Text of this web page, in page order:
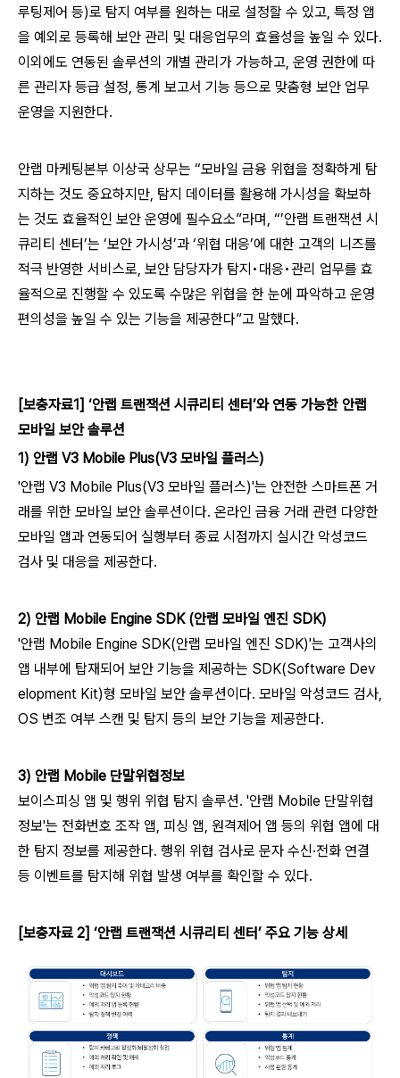
루팅제어 등)로 탐지 여부를 원하는 대로 설정할 수 있고, 특정 앱
을 예외로 등록해 보안 관리 및 대응업무의 효율성을 높일 수 있다.
이외에도 연동된 솔루션의 개별 관리가 가능하고, 운영 권한에 따
른 관리자 등급 설정, 통계 보고서 기능 등으로 맞춤형 보안 업무
운영을 지원한다.
안랩 마케팅본부 이상국 상무는 “모바일 금융 위협을 정확하게 탐
지하는 것도 중요하지만, 탐지 데이터를 활용해 가시성을 확보하
는 것도 효율적인 보안 운영에 필수요소”라며, “’안랩 트랜잭션 시
큐리티 센터’는 ‘보안 가시성’과 ‘위협 대응’에 대한 고객의 니즈를
적극 반영한 서비스로, 보안 담당자가 탐지•대응•관리 업무를 효
율적으로 진행할 수 있도록 수많은 위협을 한 눈에 파악하고 운영
편의성을 높일 수 있는 기능을 제공한다”고 말했다.
[보충자료1] ‘안랩 트랜잭션 시큐리티 센터’와 연동 가능한 안랩
모바일 보안 솔루션
1) 안랩 V3 Mobile Plus(V3 모바일 플러스)
'안랩 V3 Mobile Plus(V3 모바일 플러스)'는 안전한 스마트폰 거
래를 위한 모바일 보안 솔루션이다. 온라인 금융 거래 관련 다양한
모바일 앱과 연동되어 실행부터 종료 시점까지 실시간 악성코드
검사 및 대응을 제공한다.
2) 안랩 Mobile Engine SDK (안랩 모바일 엔진 SDK)
'안랩 Mobile Engine SDK(안랩 모바일 엔진 SDK)'는 고객사의
앱 내부에 탑재되어 보안 기능을 제공하는 SDK(Software Dev
elopment Kit)형 모바일 보안 솔루션이다. 모바일 악성코드 검사,
OS 변조 여부 스캔 및 탐지 등의 보안 기능을 제공한다.
3) 안랩 Mobile 단말위협정보
보이스피싱 앱 및 행위 위협 탐지 솔루션. '안랩 Mobile 단말위협
정보'는 전화번호 조작 앱, 피싱 앱, 원격제어 앱 등의 위협 앱에 대
한 탐지 정보를 제공한다. 행위 위협 검사로 문자 수신·전화 연결
등 이벤트를 탐지해 위협 발생 여부를 확인할 수 있다.
[보충자료 2] ‘안랩 트랜잭션 시큐리티 센터’ 주요 기능 상세